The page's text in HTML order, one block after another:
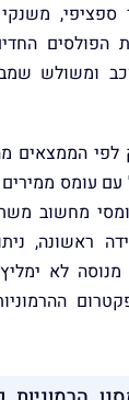
ספציפי,
ומשולש
לפי הממצאים
עומס ממירים
מחשוב
ראשונה,
לא